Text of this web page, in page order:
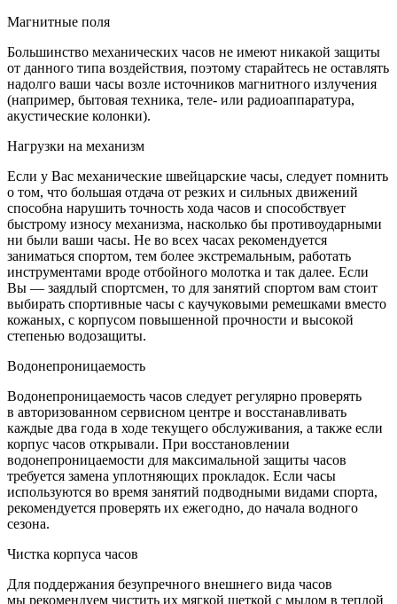
Магнитные поля
Большинство механических часов не имеют никакой защиты
от данного типа воздействия, поэтому старайтесь не оставлять
надолго ваши часы возле источников магнитного излучения
(например, бытовая техника, теле- или радиоаппаратура,
акустические колонки).
Нагрузки на механизм
Если у Вас механические швейцарские часы, следует помнить
о том, что большая отдача от резких и сильных движений
способна нарушить точность хода часов и способствует
быстрому износу механизма, насколько бы противоударными
ни были ваши часы. Не во всех часах рекомендуется
заниматься спортом, тем более экстремальным, работать
инструментами вроде отбойного молотка и так далее. Если
Вы — заядлый спортсмен, то для занятий спортом вам стоит
выбирать спортивные часы с каучуковыми ремешками вместо
кожаных, с корпусом повышенной прочности и высокой
степенью водозащиты.
Водонепроницаемость
Водонепроницаемость часов следует регулярно проверять
в авторизованном сервисном центре и восстанавливать
каждые два года в ходе текущего обслуживания, а также если
корпус часов открывали. При восстановлении
водонепроницаемости для максимальной защиты часов
требуется замена уплотняющих прокладок. Если часы
используются во время занятий подводными видами спорта,
рекомендуется проверять их ежегодно, до начала водного
сезона.
Чистка корпуса часов
Для поддержания безупречного внешнего вида часов
мы рекомендуем чистить их мягкой щеткой с мылом в теплой